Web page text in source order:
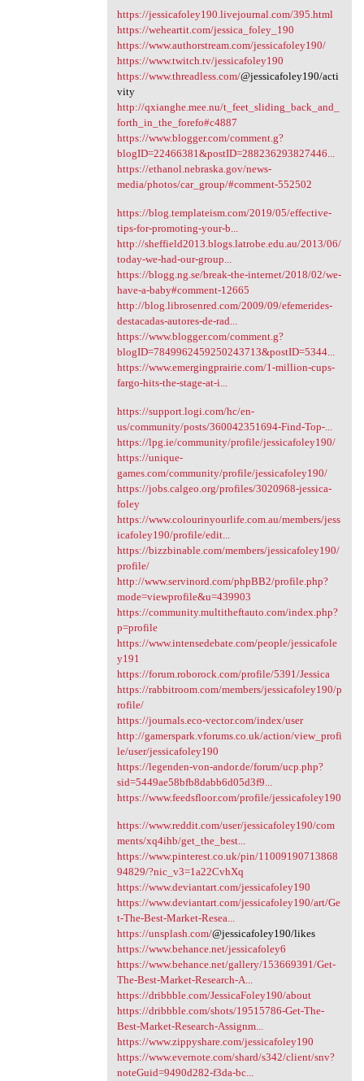
https://jessicafoley190.livejournal.com/395.html
https://weheartit.com/jessica_foley_190
https://www.authorstream.com/jessicafoley190/
https://www.twitch.tv/jessicafoley190
https://www.threadless.com/@jessicafoley190/acti
vity
http://qxianghe.mee.nu/t_feet_sliding_back_and_
forth_in_the_forefo#c4887
https://www.blogger.com/comment.g?
blogID=22466381&postID=288236293827446...
https://ethanol.nebraska.gov/news-
media/photos/car_group/#comment-552502
https://blog.templateism.com/2019/05/effective-
tips-for-promoting-your-b...
http://sheffield2013.blogs.latrobe.edu.au/2013/06/
today-we-had-our-group...
https://blogg.ng.se/break-the-internet/2018/02/we-
have-a-baby#comment-12665
http://blog.librosenred.com/2009/09/efemerides-
destacadas-autores-de-rad...
https://www.blogger.com/comment.g?
blogID=7849962459250243713&postID=5344...
https://www.emergingprairie.com/1-million-cups-
fargo-hits-the-stage-at-i...
https://support.logi.com/hc/en-
us/community/posts/360042351694-Find-Top-...
https://lpg.ie/community/profile/jessicafoley190/
https://unique-
games.com/community/profile/jessicafoley190/
https://jobs.calgeo.org/profiles/3020968-jessica-
foley
https://www.colourinyourlife.com.au/members/jess
icafoley190/profile/edit...
https://bizzbinable.com/members/jessicafoley190/
profile/
http://www.servinord.com/phpBB2/profile.php?
mode=viewprofile&u=439903
https://community.multitheftauto.com/index.php?
p=profile
https://www.intensedebate.com/people/jessicafole
y191
https://forum.roborock.com/profile/5391/Jessica
https://rabbitroom.com/members/jessicafoley190/p
rofile/
https://journals.eco-vector.com/index/user
http://gamerspark.vforums.co.uk/action/view_profi
le/user/jessicafoley190
https://legenden-von-andor.de/forum/ucp.php?
sid=5449ae58bfb8dabb6d05d3f9...
https://www.feedsfloor.com/profile/jessicafoley190
https://www.reddit.com/user/jessicafoley190/com
ments/xq4ihb/get_the_best...
https://www.pinterest.co.uk/pin/11009190713868
94829/?nic_v3=1a22CvhXq
https://www.deviantart.com/jessicafoley190
https://www.deviantart.com/jessicafoley190/art/Ge
t-The-Best-Market-Resea...
https://unsplash.com/@jessicafoley190/likes
https://www.behance.net/jessicafoley6
https://www.behance.net/gallery/153669391/Get-
The-Best-Market-Research-A...
https://dribbble.com/JessicaFoley190/about
https://dribbble.com/shots/19515786-Get-The-
Best-Market-Research-Assignm...
https://www.zippyshare.com/jessicafoley190
https://www.evernote.com/shard/s342/client/snv?
noteGuid=9490d282-f3da-bc...